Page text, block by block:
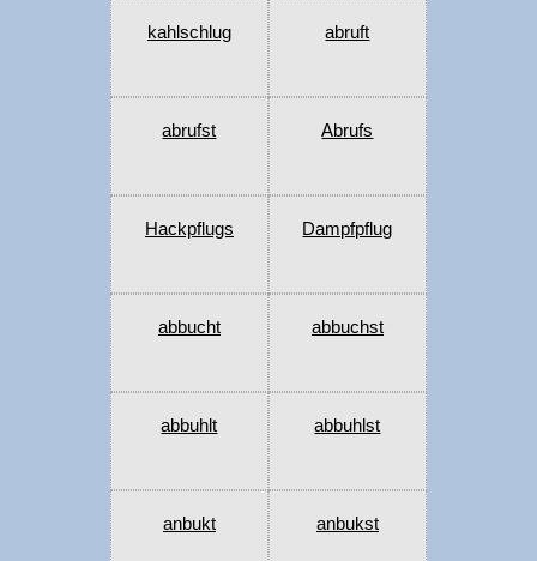
kahlschlug abruft
abrufst Abrufs
Hackpflugs Dampfpflug
abbucht abbuchst
abbuhlt abbuhlst
anbukt anbukst